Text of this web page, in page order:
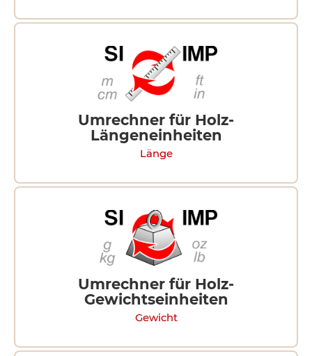
Umrechner für Holz-
Längeneinheiten
Länge
Umrechner für Holz-
Gewichtseinheiten
Gewicht